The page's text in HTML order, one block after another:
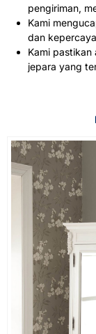
pengiriman,
Kami
dan
Kami
jepara yang